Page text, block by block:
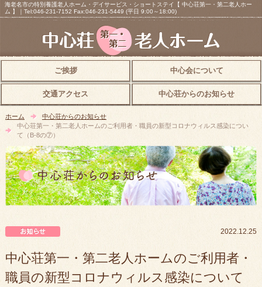
海老名市の特別養護老人ホーム・デイサービス・ショートステイ【 中心荘第一・第二老人ホー
ム 】｜Tel:046-231-7152 Fax:046-231-5449 (平日 9:00～18:00)
ご挨拶 中心会について
交通アクセス 中心荘からのお知らせ
ホーム
中心荘からのお知らせ
中心荘第一・第二老人ホームのご利用者・職員の新型コロナウィルス感染につい
て（B-8の⑦）
2022.12.25
中心荘第一・第二老人ホームのご利用者・
職員の新型コロナウィルス感染について